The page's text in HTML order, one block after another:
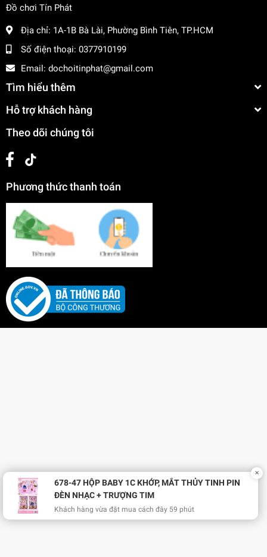
Đồ chơi Tín Phát
Địa chỉ: 1A-1B Bà Lài, Phường Bình Tiên, TP.HCM
Số điện thoại: 0377910199
Email: dochoitinphat@gmail.com
Tìm hiểu thêm
Hỗ trợ khách hàng
Theo dõi chúng tôi
Phương thức thanh toán
678-47 HỘP BABY 1C KHỚP, MẮT THỦY TINH PIN
ĐÈN NHẠC + TRƯỢNG TIM
Khách hàng vừa đặt mua cách đây 59 phút
✕